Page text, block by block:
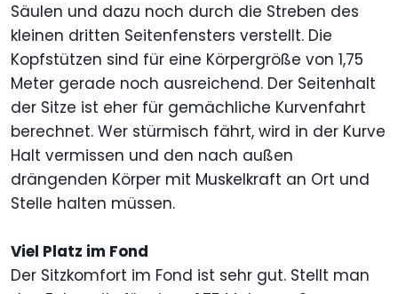
Säulen und dazu noch durch die Streben des
kleinen dritten Seitenfensters verstellt. Die
Kopfstützen sind für eine Körpergröße von 1,75
Meter gerade noch ausreichend. Der Seitenhalt
der Sitze ist eher für gemächliche Kurvenfahrt
berechnet. Wer stürmisch fährt, wird in der Kurve
Halt vermissen und den nach außen
drängenden Körper mit Muskelkraft an Ort und
Stelle halten müssen.
Viel Platz im Fond
Der Sitzkomfort im Fond ist sehr gut. Stellt man